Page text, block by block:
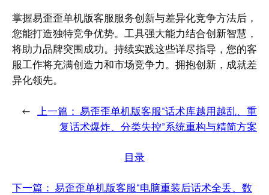
掌握易歪歪单机版客服服务创新与差异化竞争方法后，
您能打造独特竞争优势。工具强大能力结合创新智慧，
将助力品牌突围成功。持续实践这些详尽指导，您的客
服工作将充满创造力和市场竞争力。拥抱创新，成就差
异化领先。
← 上一篇： 易歪歪单机版客服“话术库越用越乱、重
复话术爆炸、分类失控”系统重构与精简方案
目录
下一篇： 易歪歪单机版客服“电脑重装后话术全丢、数